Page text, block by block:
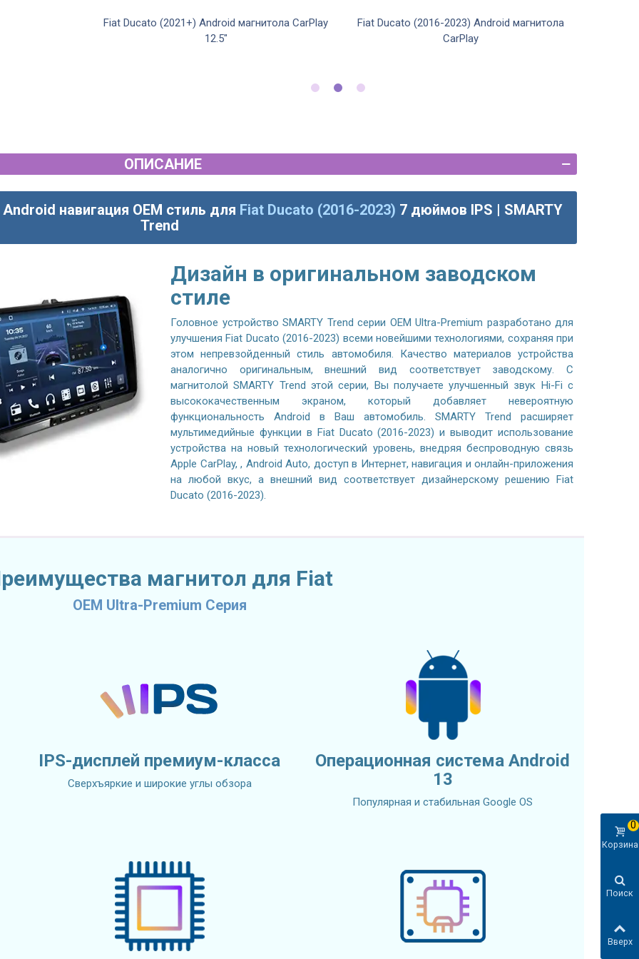
Fiat Ducato (2021+) Android магнитола CarPlay
12.5"
Fiat Ducato (2016-2023) Android магнитола
CarPlay
ОПИСАНИЕ
навигация OEM стиль для Fiat Ducato (2016-2023) 7 дюймов IPS | SMARTY
Trend
Дизайн в оригинальном заводском
стиле
Головное устройство SMARTY Trend серии OEM Ultra-Premium разработано для
улучшения Fiat Ducato (2016-2023) всеми новейшими технологиями, сохраняя при
этом непревзойденный стиль автомобиля. Качество материалов устройства
аналогично оригинальным, внешний вид соответствует заводскому. С
магнитолой SMARTY Trend этой серии, Вы получаете улучшенный звук Hi-Fi с
высококачественным экраном, который добавляет невероятную
функциональность Android в Ваш автомобиль. SMARTY Trend расширяет
мультимедийные функции в Fiat Ducato (2016-2023) и выводит использование
устройства на новый технологический уровень, внедряя беспроводную связь
Apple CarPlay, , Android Auto, доступ в Интернет, навигация и онлайн-приложения
на любой вкус, а внешний вид соответствует дизайнерскому решению Fiat
Ducato (2016-2023).
магнитол для Fiat
OEM Ultra-Premium Серия
IPS-дисплей премиум-класса
Сверхъяркие и широкие углы обзора
Операционная система Android
13
Популярная и стабильная Google OS
Корзина
0
Поиск
Вверх